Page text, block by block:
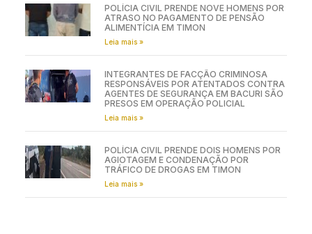
POLÍCIA CIVIL PRENDE NOVE HOMENS POR
ATRASO NO PAGAMENTO DE PENSÃO
ALIMENTÍCIA EM TIMON
Leia mais »
INTEGRANTES DE FACÇÃO CRIMINOSA
RESPONSÁVEIS POR ATENTADOS CONTRA
AGENTES DE SEGURANÇA EM BACURI SÃO
PRESOS EM OPERAÇÃO POLICIAL
Leia mais »
POLÍCIA CIVIL PRENDE DOIS HOMENS POR
AGIOTAGEM E CONDENAÇÃO POR
TRÁFICO DE DROGAS EM TIMON
Leia mais »